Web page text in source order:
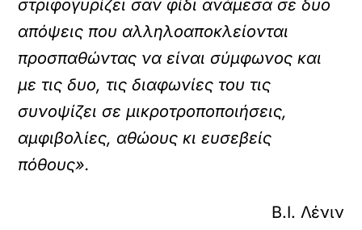
στριφογυρίζει σαν φίδι ανάμεσα σε δυο
απόψεις που αλληλοαποκλείονται
προσπαθώντας να είναι σύμφωνος και
με τις δυο, τις διαφωνίες του τις
συνοψίζει σε μικροτροποποιήσεις,
αμφιβολίες, αθώους κι ευσεβείς
πόθους».
Β.Ι. Λένιν